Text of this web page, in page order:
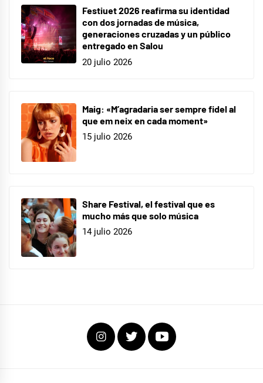
Festiuet 2026 reafirma su identidad
con dos jornadas de música,
generaciones cruzadas y un público
entregado en Salou
20 julio 2026
Maig: «M’agradaria ser sempre fidel al
que em neix en cada moment»
15 julio 2026
Share Festival, el festival que es
mucho más que solo música
14 julio 2026
InstagramTwitterYoutube